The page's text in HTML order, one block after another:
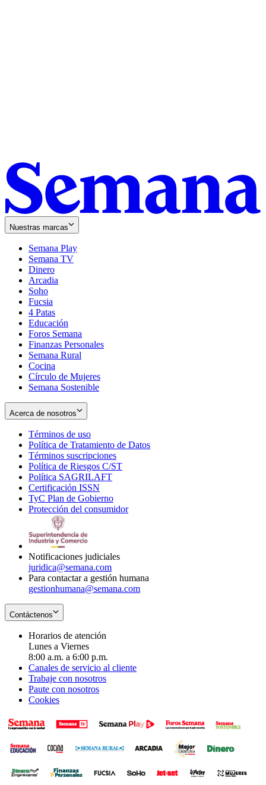
Nuestras marcas
Semana Play
Semana TV
Dinero
Arcadia
Soho
in
new
window
Fucsia
in
new
window
4 Patas
Educación
Foros Semana
Finanzas Personales
Semana Rural
Cocina
Círculo de Mujeres
Semana Sostenible
Acerca de nosotros
Términos de uso
in
new
window
Política de Tratamiento de Datos
Términos suscripciones
in
Política de Riesgos C/ST
Política SAGRILAFT
new
window
Certificación ISSN
in
new
TyC Plan de Gobierno
in
Protección del consumidorOpens
Notificaciones judiciales
juridica@semana.com
Para contactar a gestión humana
gestionhumana@semana.com
Contáctenos
Horarios de atención
Lunes a Viernes
8:00 a.m. a 6:00 p.m.
Canales de servicio al cliente
Trabaje con nosotros
Paute con nosotros
Cookies